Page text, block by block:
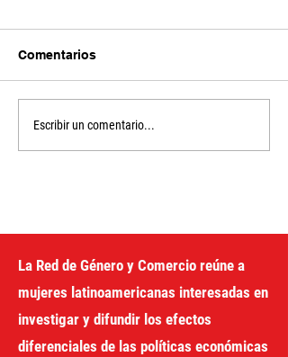
Sin recursos no hay
política feminista. IV
Comentarios
Escribir un comentario...
La Red de Género y Comercio reúne a
mujeres latinoamericanas interesadas en
investigar y difundir los efectos
diferenciales de las políticas económicas